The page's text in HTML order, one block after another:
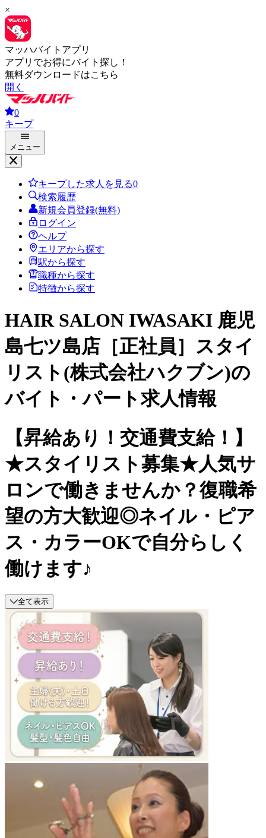
×
マッハバイトアプリ
アプリでお得にバイト探し！
無料ダウンロードはこちら
開く
0
キープ
メニュー
キープした求人を見る0
検索履歴
新規会員登録(無料)
ログイン
ヘルプ
エリアから探す
駅から探す
職種から探す
特徴から探す
HAIR SALON IWASAKI 鹿児
島七ツ島店［正社員］スタイ
リスト(株式会社ハクブン)の
バイト・パート求人情報
【昇給あり！交通費支給！】
★スタイリスト募集★人気サ
ロンで働きませんか？復職希
望の方大歓迎◎ネイル・ピア
ス・カラーOKで自分らしく
働けます♪
全て表示